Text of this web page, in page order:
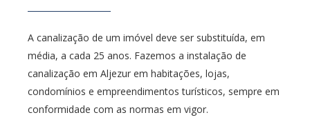
A canalização de um imóvel deve ser substituída, em
média, a cada 25 anos. Fazemos a instalação de
canalização em Aljezur em habitações, lojas,
condomínios e empreendimentos turísticos, sempre em
conformidade com as normas em vigor.